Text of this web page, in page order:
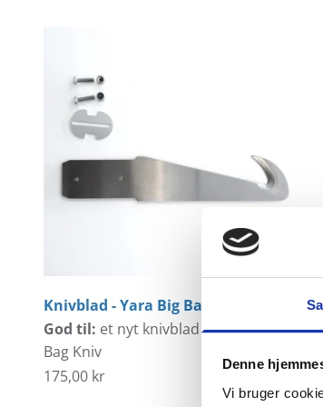
Denne
Vi bruger
Knivblad - Yara Big Bag Knife
God til: et nyt knivblad til din Yara Big
Bag Kniv
Salgspris
175,00 kr